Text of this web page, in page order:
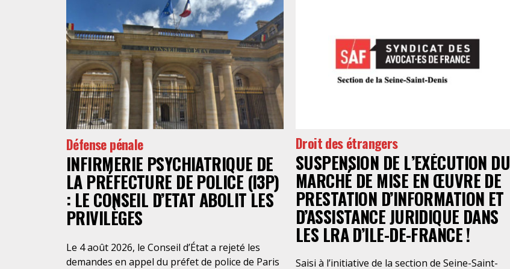
Défense pénale
INFIRMERIE PSYCHIATRIQUE DE
LA PRÉFECTURE DE POLICE (I3P)
: LE CONSEIL D’ETAT ABOLIT LES
PRIVILÈGES
Le 4 août 2026, le Conseil d’État a rejeté les
demandes en appel du préfet de police de Paris
Droit des étrangers
SUSPENSION DE L’EXÉCUTION DU
MARCHÉ DE MISE EN ŒUVRE DE
PRESTATION D’INFORMATION ET
D’ASSISTANCE JURIDIQUE DANS
LES LRA D’ILE-DE-FRANCE !
Saisi à l’initiative de la section de Seine-Saint-